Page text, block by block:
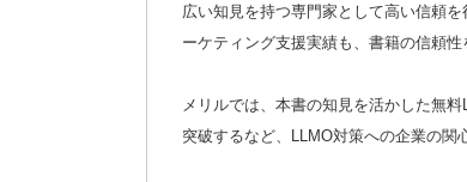
広い知見を持つ専門家として高い信頼
ーケティング支援実績も、書籍の信頼性
メリルでは、本書の知見を活かした無
突破するなど、LLMO対策への企業の関